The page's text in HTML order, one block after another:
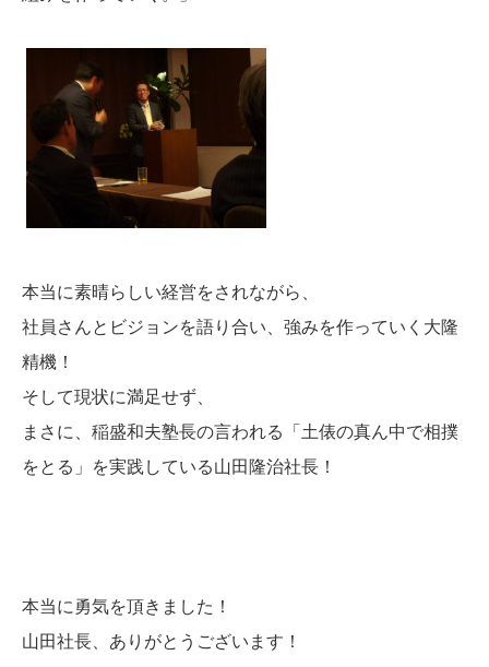
本当に素晴らしい経営をされながら、
社員さんとビジョンを語り合い、強みを作っていく大隆
精機！
そして現状に満足せず、
まさに、稲盛和夫塾長の言われる「土俵の真ん中で相撲
をとる」を実践している山田隆治社長！
本当に勇気を頂きました！
山田社長、ありがとうございます！